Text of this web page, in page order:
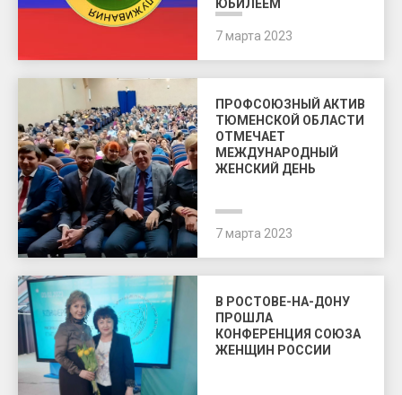
ЮБИЛЕЕМ
7 марта 2023
ПРОФСОЮЗНЫЙ АКТИВ
ТЮМЕНСКОЙ ОБЛАСТИ
ОТМЕЧАЕТ
МЕЖДУНАРОДНЫЙ
ЖЕНСКИЙ ДЕНЬ
7 марта 2023
В РОСТОВЕ-НА-ДОНУ
ПРОШЛА
КОНФЕРЕНЦИЯ СОЮЗА
ЖЕНЩИН РОССИИ